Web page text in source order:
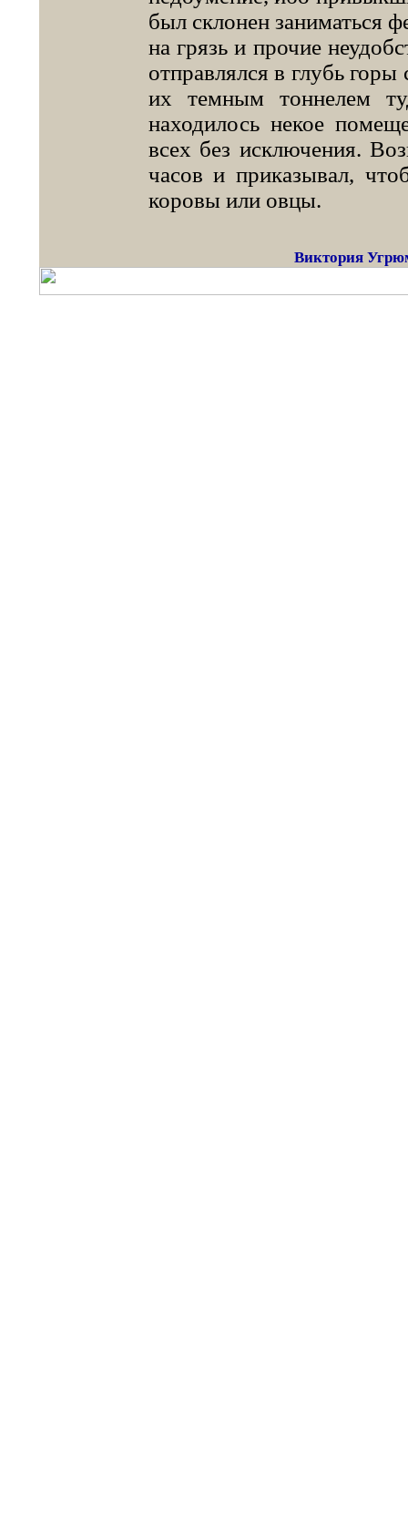
был склонен заниматься
на грязь и прочие
отправлялся в глубь
их темным тоннелем
находилось некое
всех без исключения.
часов и приказывал,
коровы или овцы.
Виктория